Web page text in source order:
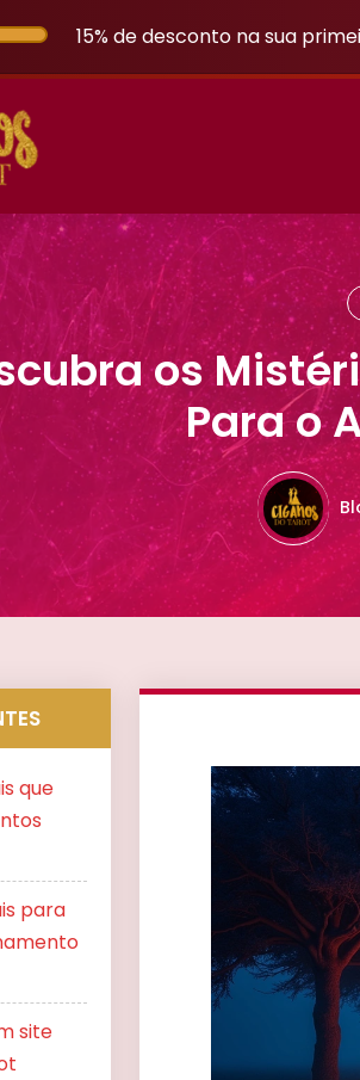
15% de desconto na sua
os
Para o
que
para
site